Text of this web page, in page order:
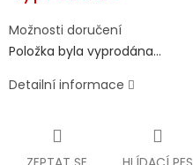
Možnosti doručení
Položka byla vyprodána…
Detailní informace